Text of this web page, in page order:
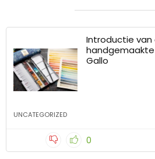
Introductie van
handgemaakte
Gallo
UNCATEGORIZED
0